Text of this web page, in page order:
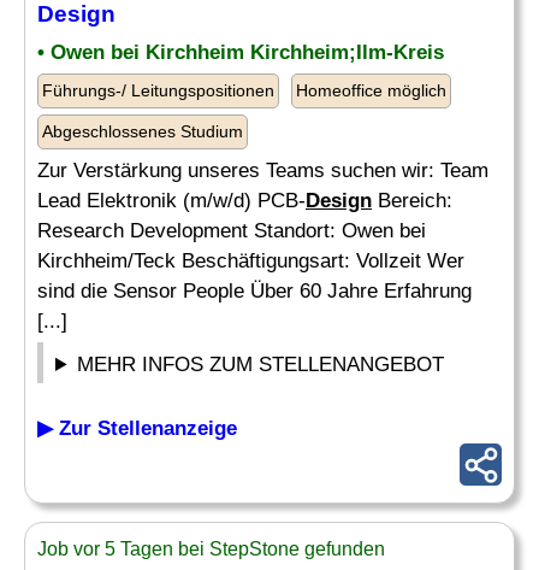
Design
• Owen bei Kirchheim Kirchheim;Ilm-Kreis
Führungs-/ Leitungspositionen Homeoffice möglich
Abgeschlossenes Studium
Zur Verstärkung unseres Teams suchen wir: Team
Lead Elektronik (m/w/d) PCB-Design Bereich:
Research Development Standort: Owen bei
Kirchheim/Teck Beschäftigungsart: Vollzeit Wer
sind die Sensor People Über 60 Jahre Erfahrung
[...]
MEHR INFOS ZUM STELLENANGEBOT
▶ Zur Stellenanzeige
Job vor 5 Tagen bei StepStone gefunden